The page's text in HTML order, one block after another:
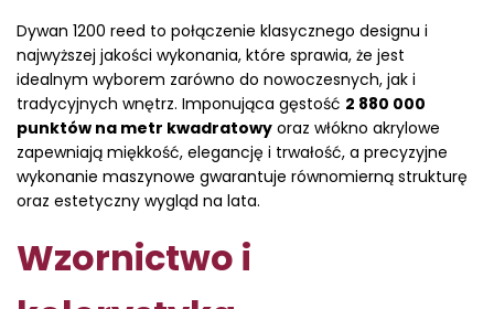
Dywan 1200 reed to połączenie klasycznego designu i
najwyższej jakości wykonania, które sprawia, że jest
idealnym wyborem zarówno do nowoczesnych, jak i
tradycyjnych wnętrz. Imponująca gęstość 2 880 000
punktów na metr kwadratowy oraz włókno akrylowe
zapewniają miękkość, elegancję i trwałość, a precyzyjne
wykonanie maszynowe gwarantuje równomierną strukturę
oraz estetyczny wygląd na lata.
Wzornictwo i